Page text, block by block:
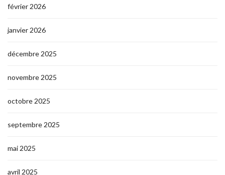
février 2026
janvier 2026
décembre 2025
novembre 2025
octobre 2025
septembre 2025
mai 2025
avril 2025